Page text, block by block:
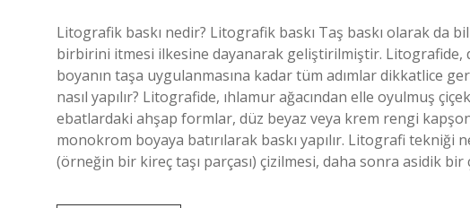
Litografik baskı nedir? Litografik baskı Taş baskı olarak da
birbirini itmesi ilkesine dayanarak geliştirilmiştir. Litografide,
boyanın taşa uygulanmasına kadar tüm adımlar dikkatlice
nasıl yapılır? Litografide, ıhlamur ağacından elle oyulmuş
ebatlardaki ahşap formlar, düz beyaz veya krem ​​rengi
monokrom boyaya batırılarak baskı yapılır. Litografi
(örneğin bir kireç taşı parçası) çizilmesi, daha sonra asidik